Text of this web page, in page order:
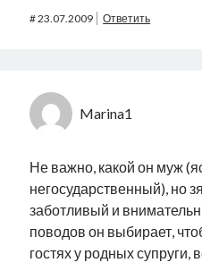
#23.07.2009 Ответить
Marina1
Не важно, какой он муж
негосударственный), но
заботливый и
поводов он выбирает,
гостях у родных супруги,